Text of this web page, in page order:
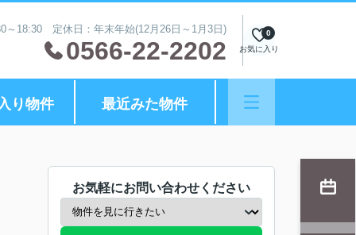
～18:30 定休日：年末年始(12月26日～1月3日)
0566-22-2202 お気に入り
0
り物件 最近みた物件
お気軽にお問い合わせください